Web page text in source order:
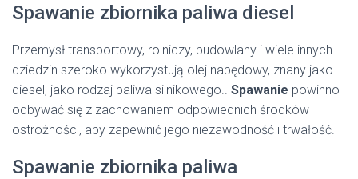
Spawanie zbiornika paliwa diesel
Przemysł transportowy, rolniczy, budowlany i wiele innych
dziedzin szeroko wykorzystują olej napędowy, znany jako
diesel, jako rodzaj paliwa silnikowego.. Spawanie powinno
odbywać się z zachowaniem odpowiednich środków
ostrożności, aby zapewnić jego niezawodność i trwałość.
Spawanie zbiornika paliwa